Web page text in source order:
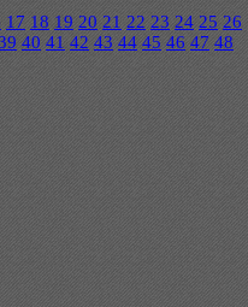
17 18 19 20 21 22 23 24 25 26
40 41 42 43 44 45 46 47 48